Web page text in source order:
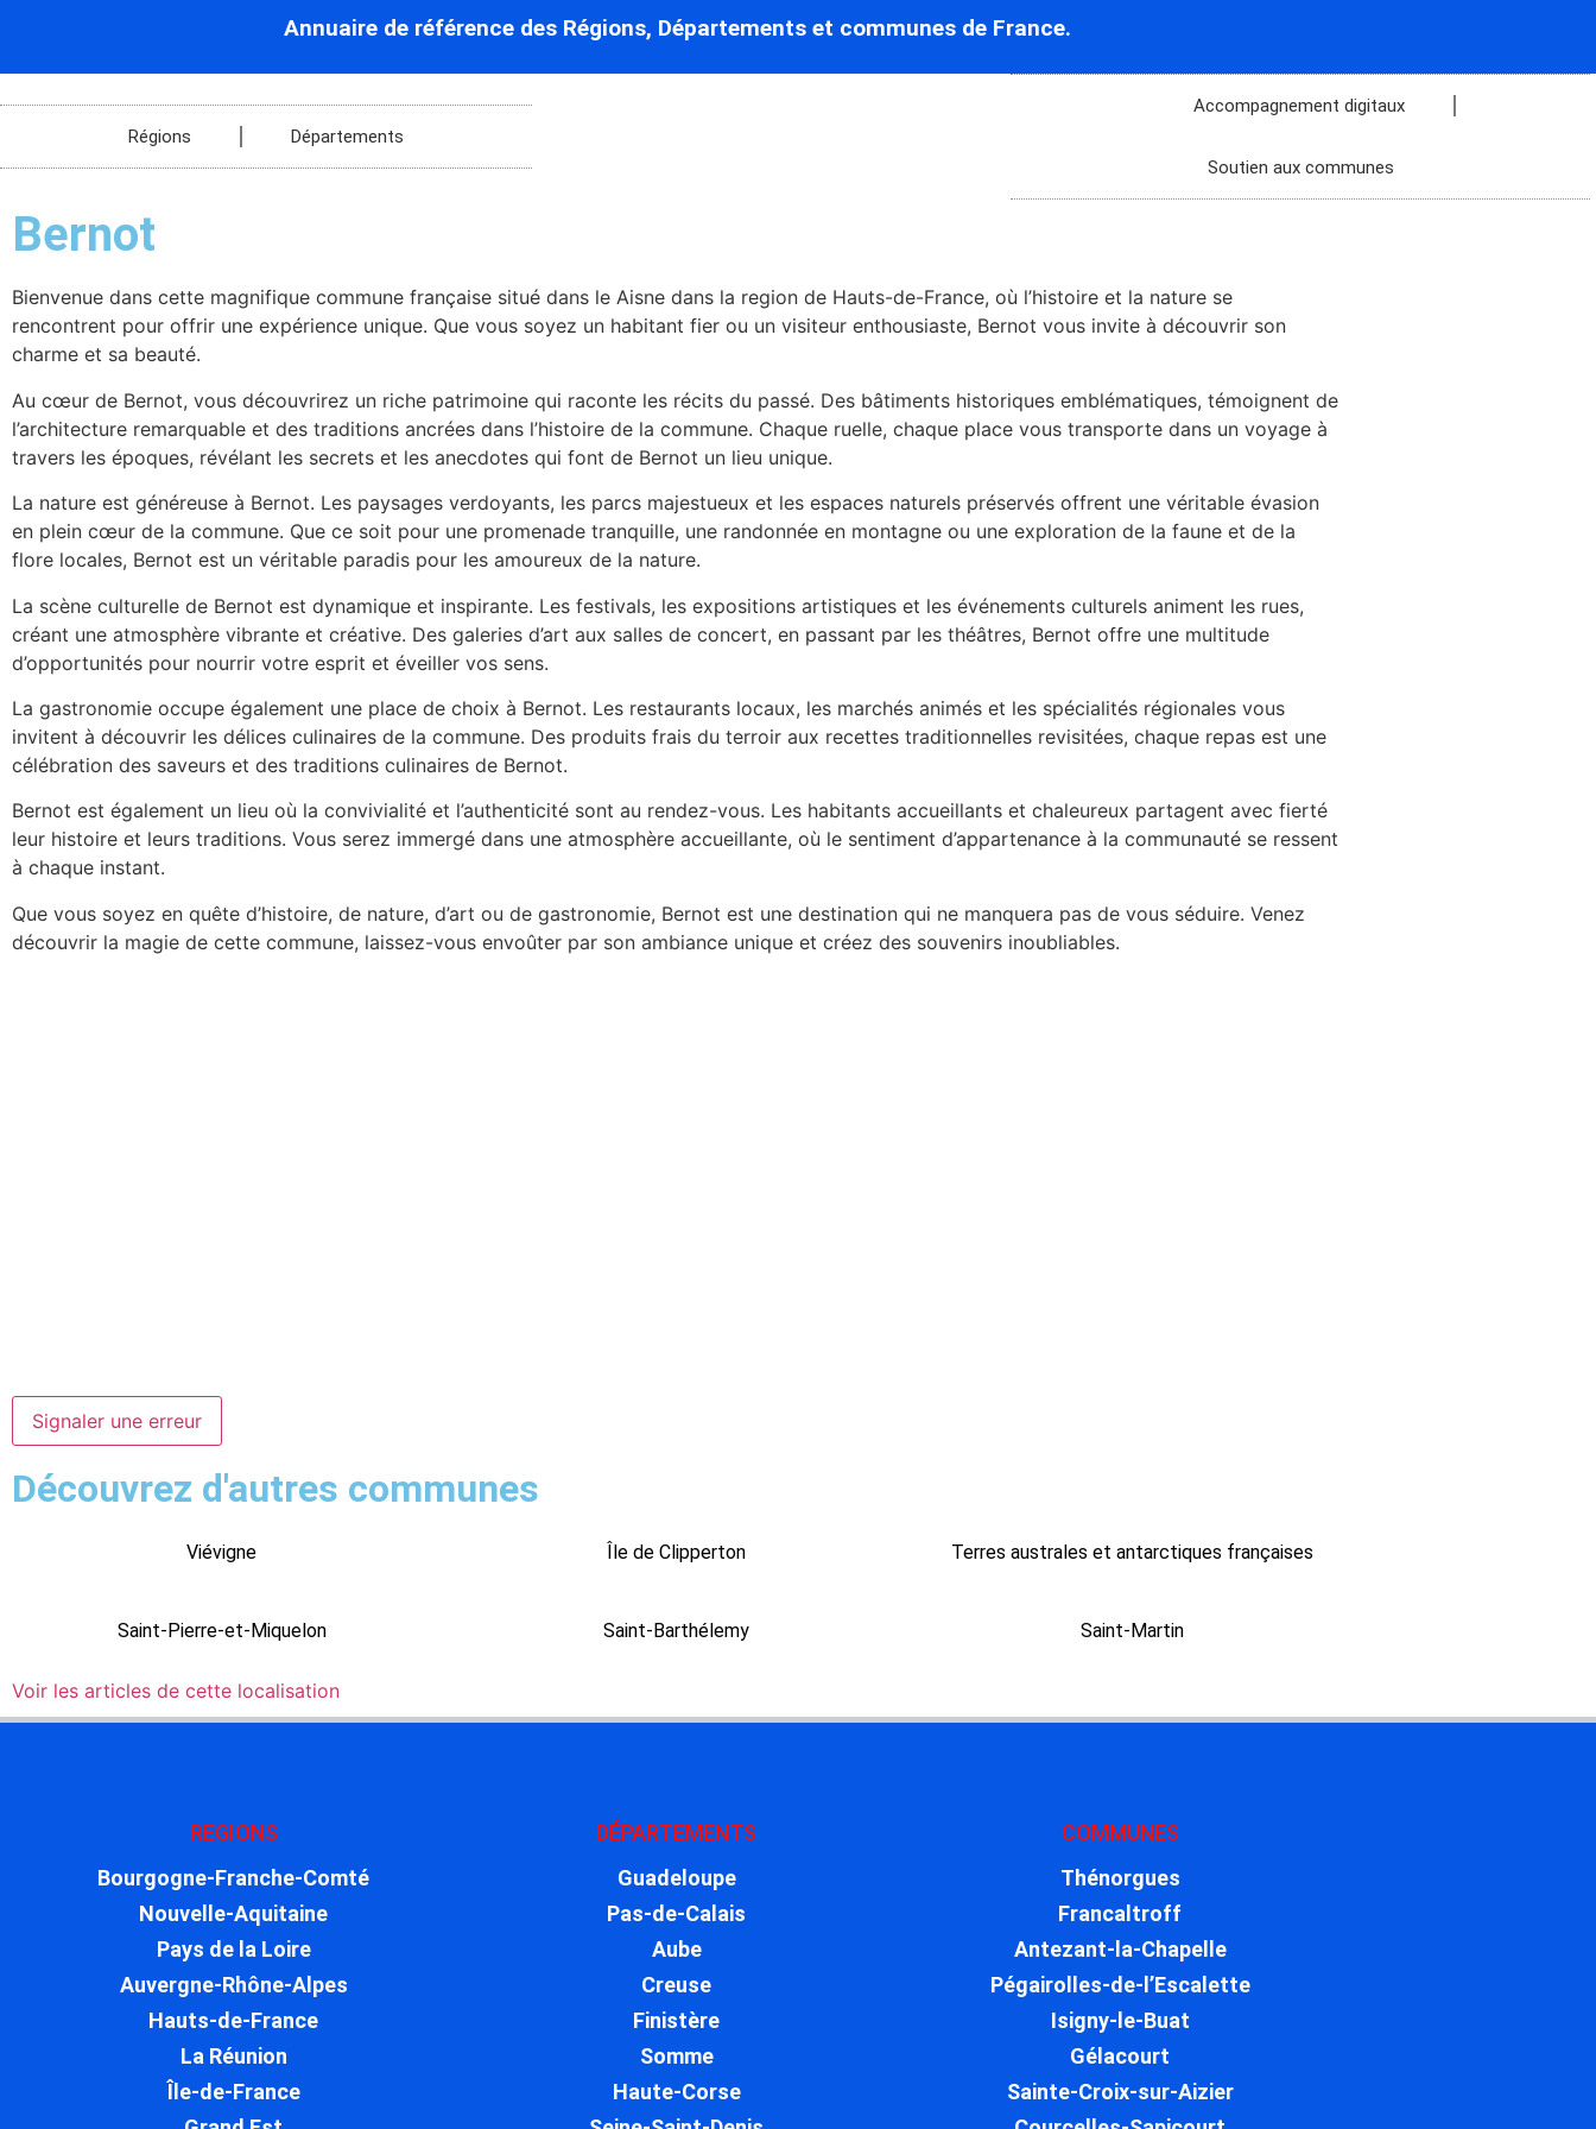
Annuaire de référence des Régions, Départements et communes de France.
Régions Départements
Accompagnement digitaux
Soutien aux communes
Bernot
Bienvenue dans cette magnifique commune française situé dans le Aisne dans la region de Hauts-de-France, où l’histoire et la nature se
rencontrent pour offrir une expérience unique. Que vous soyez un habitant fier ou un visiteur enthousiaste, Bernot vous invite à découvrir son
charme et sa beauté.
Au cœur de Bernot, vous découvrirez un riche patrimoine qui raconte les récits du passé. Des bâtiments historiques emblématiques, témoignent de
l’architecture remarquable et des traditions ancrées dans l’histoire de la commune. Chaque ruelle, chaque place vous transporte dans un voyage à
travers les époques, révélant les secrets et les anecdotes qui font de Bernot un lieu unique.
La nature est généreuse à Bernot. Les paysages verdoyants, les parcs majestueux et les espaces naturels préservés offrent une véritable évasion
en plein cœur de la commune. Que ce soit pour une promenade tranquille, une randonnée en montagne ou une exploration de la faune et de la
flore locales, Bernot est un véritable paradis pour les amoureux de la nature.
La scène culturelle de Bernot est dynamique et inspirante. Les festivals, les expositions artistiques et les événements culturels animent les rues,
créant une atmosphère vibrante et créative. Des galeries d’art aux salles de concert, en passant par les théâtres, Bernot offre une multitude
d’opportunités pour nourrir votre esprit et éveiller vos sens.
La gastronomie occupe également une place de choix à Bernot. Les restaurants locaux, les marchés animés et les spécialités régionales vous
invitent à découvrir les délices culinaires de la commune. Des produits frais du terroir aux recettes traditionnelles revisitées, chaque repas est une
célébration des saveurs et des traditions culinaires de Bernot.
Bernot est également un lieu où la convivialité et l’authenticité sont au rendez-vous. Les habitants accueillants et chaleureux partagent avec fierté
leur histoire et leurs traditions. Vous serez immergé dans une atmosphère accueillante, où le sentiment d’appartenance à la communauté se ressent
à chaque instant.
Que vous soyez en quête d’histoire, de nature, d’art ou de gastronomie, Bernot est une destination qui ne manquera pas de vous séduire. Venez
découvrir la magie de cette commune, laissez-vous envoûter par son ambiance unique et créez des souvenirs inoubliables.
Signaler une erreur
Découvrez d'autres communes
Viévigne Île de Clipperton Terres australes et antarctiques françaises
Saint-Pierre-et-Miquelon Saint-Barthélemy Saint-Martin
Voir les articles de cette localisation
REGIONS
Bourgogne-Franche-Comté
Nouvelle-Aquitaine
Pays de la Loire
Auvergne-Rhône-Alpes
Hauts-de-France
La Réunion
Île-de-France
DÉPARTEMENTS
Guadeloupe
Pas-de-Calais
Aube
Creuse
Finistère
Somme
Haute-Corse
COMMUNES
Thénorgues
Francaltroff
Antezant-la-Chapelle
Pégairolles-de-l’Escalette
Isigny-le-Buat
Gélacourt
Sainte-Croix-sur-Aizier